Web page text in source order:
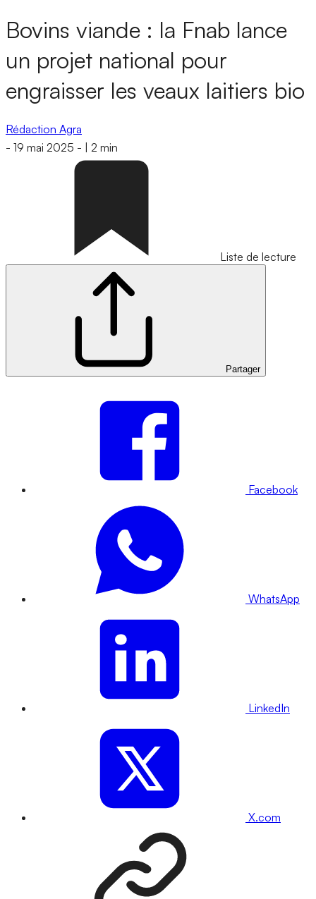
Bovins viande : la Fnab lance
un projet national pour
engraisser les veaux laitiers bio
Rédaction Agra
- 19 mai 2025 - 2 min
Liste de lecture
Partager
Facebook
WhatsApp
LinkedIn
X.com